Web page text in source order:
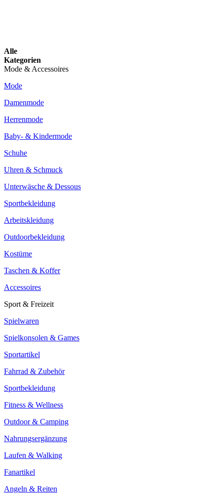
Alle
Kategorien
Mode & Accessoires
Mode
Damenmode
Herrenmode
Baby- & Kindermode
Schuhe
Uhren & Schmuck
Unterwäsche & Dessous
Sportbekleidung
Arbeitskleidung
Outdoorbekleidung
Kostüme
Taschen & Koffer
Accessoires
Sport & Freizeit
Spielwaren
Spielkonsolen & Games
Sportartikel
Fahrrad & Zubehör
Sportbekleidung
Fitness & Wellness
Outdoor & Camping
Nahrungsergänzung
Laufen & Walking
Fanartikel
Angeln & Reiten